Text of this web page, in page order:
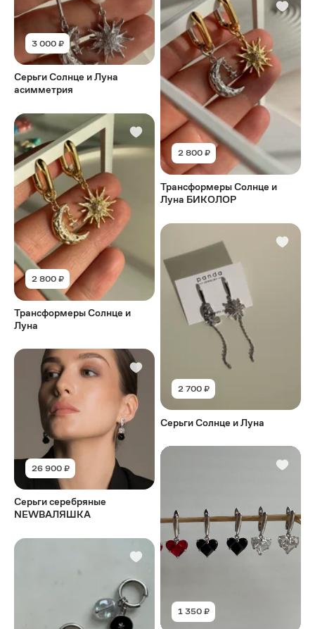
3 000 ₽
Серьги Солнце и Луна
асимметрия
2 800 ₽
Трансформеры Солнце и
Луна
26 900 ₽
Серьги серебряные
NEWВАЛЯШКА
2 800 ₽
Трансформеры Солнце и
Луна БИКОЛОР
2 700 ₽
Серьги Солнце и Луна
1 350 ₽